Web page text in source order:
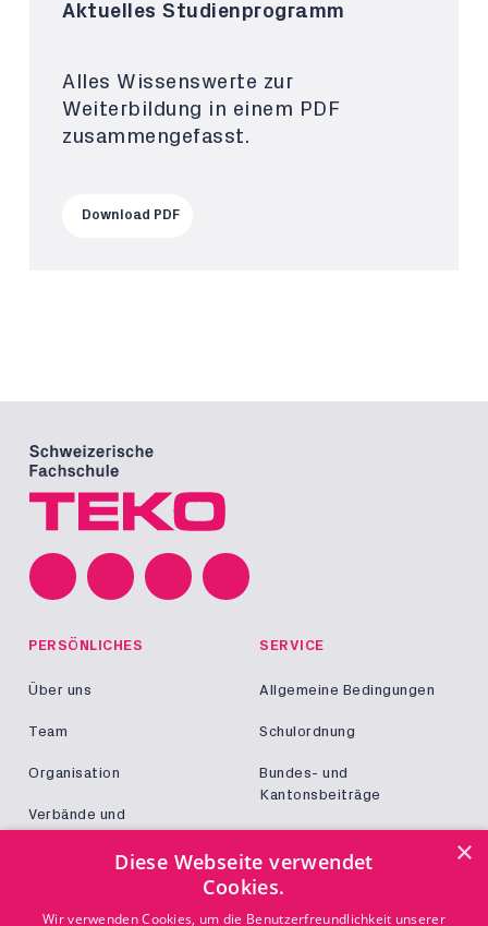
Aktuelles Studienprogramm
Alles Wissenswerte zur
Weiterbildung in einem PDF
zusammengefasst.
Download PDF
PERSÖNLICHES
Über uns
Team
Organisation
Verbände und
SERVICE
Allgemeine Bedingungen
Schulordnung
Bundes- und
Kantonsbeiträge
KONTAKT
×
Diese Webseite verwendet
Cookies.
Wir verwenden Cookies, um die Benutzerfreundlichkeit unserer